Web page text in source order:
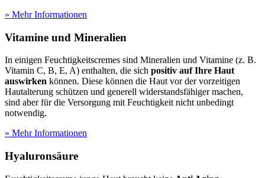
» Mehr Informationen
Vitamine und Mineralien
In einigen Feuchtigkeitscremes sind Mineralien und Vitamine (z. B.
Vitamin C, B, E, A) enthalten, die sich positiv auf Ihre Haut
auswirken können. Diese können die Haut vor der vorzeitigen
Hautalterung schützen und generell widerstandsfähiger machen,
sind aber für die Versorgung mit Feuchtigkeit nicht unbedingt
notwendig.
» Mehr Informationen
Hyaluronsäure